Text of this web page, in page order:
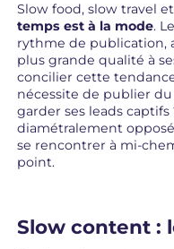
Slow food, slow travel
temps est à la mode.
rythme de publication,
plus grande qualité à
concilier cette
nécessite de publier
garder ses leads
diamétralement
se rencontrer à mi-
point.
Slow content :